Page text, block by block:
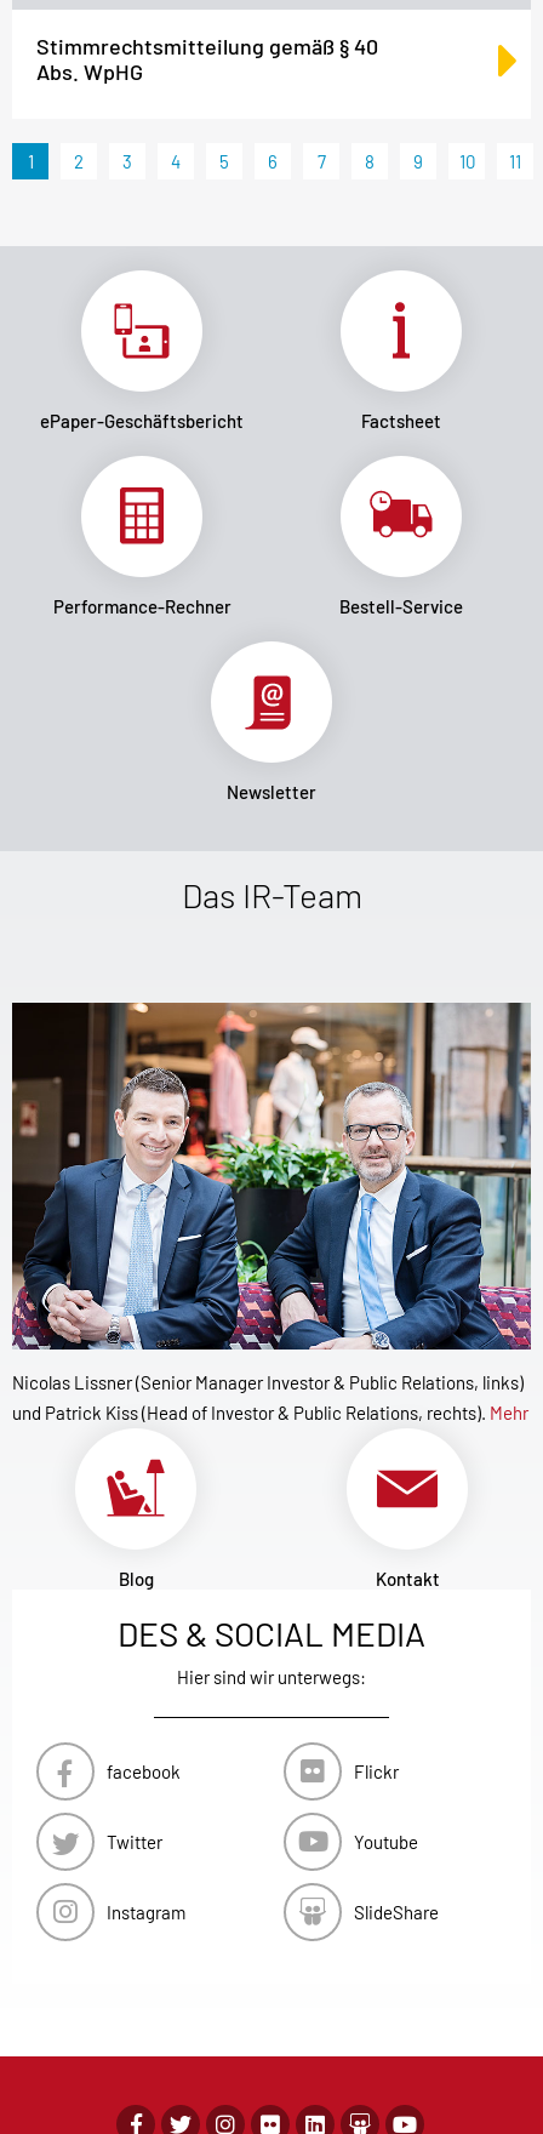
Stimmrechtsmitteilung gemäß § 40
Abs. WpHG
1 2 3 4 5 6 7 8 9 10 11
ePaper-Geschäftsbericht Factsheet
Performance-Rechner Bestell-Service
Newsletter
Das IR-Team
Nicolas Lissner (Senior Manager Investor & Public Relations, links)
und Patrick Kiss (Head of Investor & Public Relations, rechts). Mehr
Blog Kontakt
DES & SOCIAL MEDIA
Hier sind wir unterwegs:
facebook
Twitter
Instagram
Flickr
Youtube
SlideShare